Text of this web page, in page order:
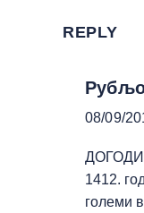
REPLY
08/09/
1412.
големи